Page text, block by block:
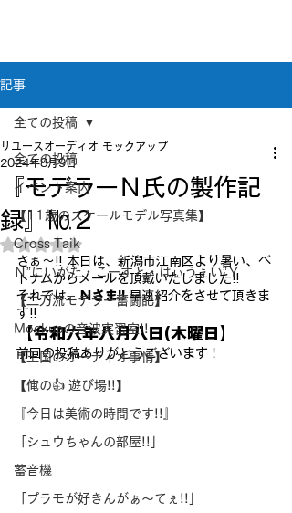
記事
全ての投稿
イベント案内
【11歳のスケールモデル写真集】
Cross Taik
Ｎ”にいがた・こーすと・はぃうぇい”Ｙ
【二刀流モデラー奮闘記】
Mockupの音波実習室!!
【王国のオーディオ事情】
【俺の👍 遊び場!!】
『今日は美術の時間です!!』
「シュウちゃんの部屋!!」
蓄音機
「プラモが好きんがぁ～てぇ!!」
全ての投稿
『モデラーＮ氏の製作記
録』№２
リユースオーディオ モックアップ
2024年8月9日
5つ星のうちNaNと評価されています。
さぁ～!! 本日は、新潟市江南区より暑い、ベ
トナムからメールを頂戴いたしました!!
それでは、Ｎさま!! 早速紹介をさせて頂きま
す!!
【令和六年八月八日(木曜日】
前回の投稿ありがとうございます！